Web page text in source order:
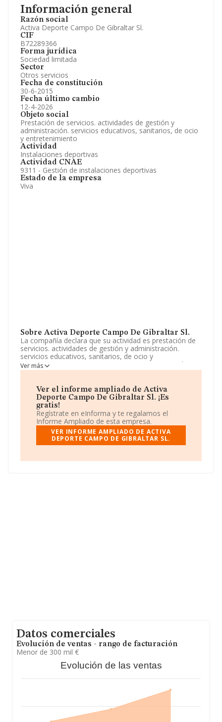
Información general
Razón social
Activa Deporte Campo De Gibraltar Sl.
CIF
B72289366
Forma jurídica
Sociedad limitada
Sector
Otros servicios
Fecha de constitución
30-6-2015
Fecha último cambio
12-4-2026
Objeto social
Prestación de servicios. actividades de gestión y
administración. servicios educativos, sanitarios, de ocio
y entretenimiento
Actividad
Instalaciones deportivas
Actividad CNAE
9311 - Gestión de instalaciones deportivas
Estado de la empresa
Viva
Sobre Activa Deporte Campo De Gibraltar Sl.
La compañía declara que su actividad es prestación de
servicios. actividades de gestión y administración.
servicios educativos, sanitarios, de ocio y
entretenimiento. La empresa aparece inscrita en el
Registro Mercantil como Sociedad Limitada. Su
con código 9311. La compañía no tiene actividad en
mercados exteriores.
Ha habido un descenso en cuanto al número de
empleados y teniendo en cuenta la información a
disposición de INFORMA, ha contado con un número de
empleados inferior a la media de sector.
admin@activadeporte.com.
Ver más
Ver el informe ampliado de Activa
Deporte Campo De Gibraltar Sl. ¡Es
gratis!
Regístrate en eInforma y te regalamos el
Informe Ampliado de esta empresa.
VER INFORME AMPLIADO DE ACTIVA
DEPORTE CAMPO DE GIBRALTAR SL.
Información oficial y registral complementaria.
Datos comerciales
Evolución de ventas - rango de facturación
Menor de 300 mil €
Evolución de las ventas